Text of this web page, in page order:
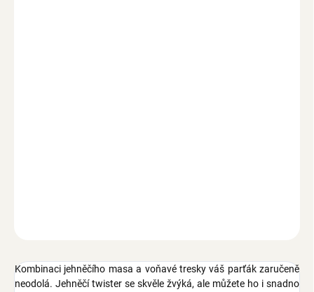
Kombinaci jehněčího masa a voňavé tresky váš parťák zaručeně
neodolá. Jehněčí twister se skvěle žvýká, ale můžete ho i snadno